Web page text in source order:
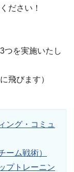
ださい！
つを実施いたし
飛びます）
ング・コミュ
ーム戦術）
プトレーニン